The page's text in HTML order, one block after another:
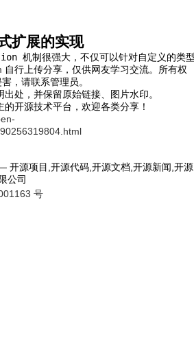
扩展的实现
机制很强大，不仅可以针对自定义的
自行上传分享，仅供网友学习交流。所有权
，请联系管理员。
处，并保留原始链接、图片水印。
开源技术平台，欢迎各类分享！
源项目,开源代码,开源文档,开源新闻,开源
公司
号